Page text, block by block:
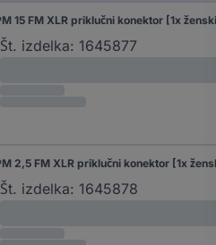
Št. izdelka: 1645877
Št. izdelka: 1645878